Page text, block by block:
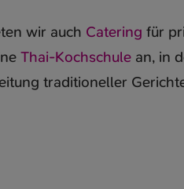
wir auch Catering für
Thai-Kochschule an, in
traditioneller